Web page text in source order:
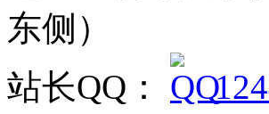
东侧）
站长QQ：